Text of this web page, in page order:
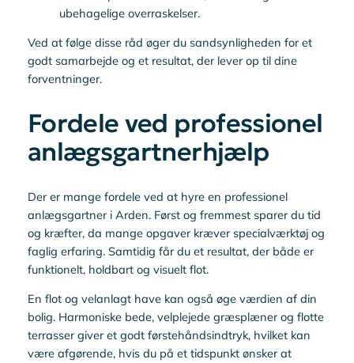
ubehagelige overraskelser.
Ved at følge disse råd øger du sandsynligheden for et
godt samarbejde og et resultat, der lever op til dine
forventninger.
Fordele ved professionel
anlægsgartnerhjælp
Der er mange fordele ved at hyre en professionel
anlægsgartner i Arden. Først og fremmest sparer du tid
og kræfter, da mange opgaver kræver specialværktøj og
faglig erfaring. Samtidig får du et resultat, der både er
funktionelt, holdbart og visuelt flot.
En flot og velanlagt have kan også øge værdien af din
bolig. Harmoniske bede, velplejede græsplæner og flotte
terrasser giver et godt førstehåndsindtryk, hvilket kan
være afgørende, hvis du på et tidspunkt ønsker at